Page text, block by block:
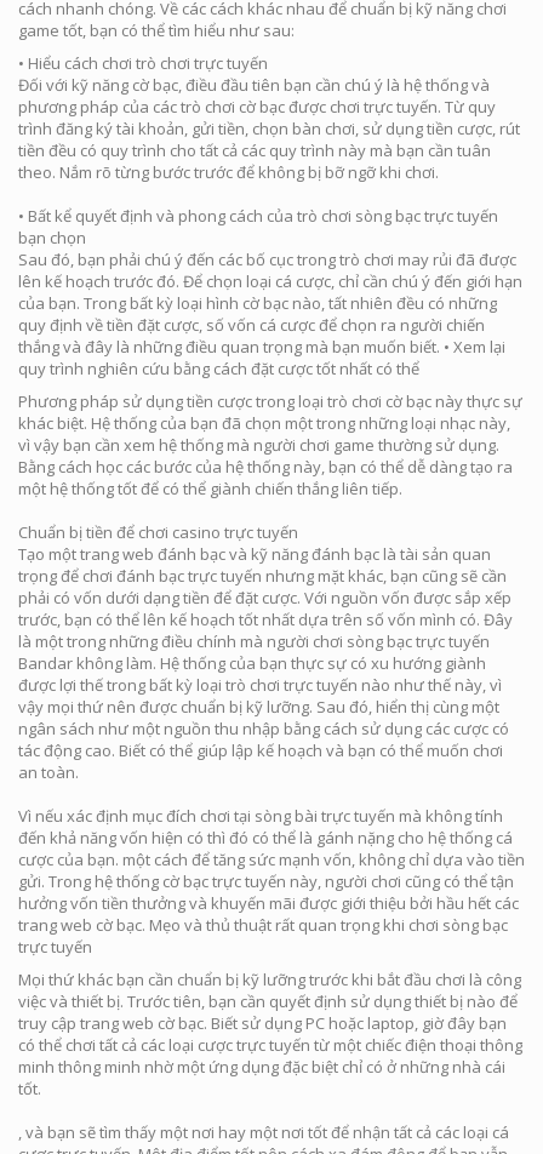
cách nhanh chóng. Về các cách khác nhau để chuẩn bị kỹ năng chơi
game tốt, bạn có thể tìm hiểu như sau:
• Hiểu cách chơi trò chơi trực tuyến
Đối với kỹ năng cờ bạc, điều đầu tiên bạn cần chú ý là hệ thống và
phương pháp của các trò chơi cờ bạc được chơi trực tuyến. Từ quy
trình đăng ký tài khoản, gửi tiền, chọn bàn chơi, sử dụng tiền cược, rút ​​
tiền đều có quy trình cho tất cả các quy trình này mà bạn cần tuân
theo. Nắm rõ từng bước trước để không bị bỡ ngỡ khi chơi.
• Bất kể quyết định và phong cách của trò chơi sòng bạc trực tuyến
bạn chọn
Sau đó, bạn phải chú ý đến các bố cục trong trò chơi may rủi đã được
lên kế hoạch trước đó. Để chọn loại cá cược, chỉ cần chú ý đến giới hạn
của bạn. Trong bất kỳ loại hình cờ bạc nào, tất nhiên đều có những
quy định về tiền đặt cược, số vốn cá cược để chọn ra người chiến
thắng và đây là những điều quan trọng mà bạn muốn biết. • Xem lại
quy trình nghiên cứu bằng cách đặt cược tốt nhất có thể
Phương pháp sử dụng tiền cược trong loại trò chơi cờ bạc này thực sự
khác biệt. Hệ thống của bạn đã chọn một trong những loại nhạc này,
vì vậy bạn cần xem hệ thống mà người chơi game thường sử dụng.
Bằng cách học các bước của hệ thống này, bạn có thể dễ dàng tạo ra
một hệ thống tốt để có thể giành chiến thắng liên tiếp.
Chuẩn bị tiền để chơi casino trực tuyến
Tạo một trang web đánh bạc và kỹ năng đánh bạc là tài sản quan
trọng để chơi đánh bạc trực tuyến nhưng mặt khác, bạn cũng sẽ cần
phải có vốn dưới dạng tiền để đặt cược. Với nguồn vốn được sắp xếp
trước, bạn có thể lên kế hoạch tốt nhất dựa trên số vốn mình có. Đây
là một trong những điều chính mà người chơi sòng bạc trực tuyến
Bandar không làm. Hệ thống của bạn thực sự có xu hướng giành
được lợi thế trong bất kỳ loại trò chơi trực tuyến nào như thế này, vì
vậy mọi thứ nên được chuẩn bị kỹ lưỡng. Sau đó, hiển thị cùng một
ngân sách như một nguồn thu nhập bằng cách sử dụng các cược có
tác động cao. Biết có thể giúp lập kế hoạch và bạn có thể muốn chơi
an toàn.
Vì nếu xác định mục đích chơi tại sòng bài trực tuyến mà không tính
đến khả năng vốn hiện có thì đó có thể là gánh nặng cho hệ thống cá
cược của bạn. một cách để tăng sức mạnh vốn, không chỉ dựa vào tiền
gửi. Trong hệ thống cờ bạc trực tuyến này, người chơi cũng có thể tận
hưởng vốn tiền thưởng và khuyến mãi được giới thiệu bởi hầu hết các
trang web cờ bạc. Mẹo và thủ thuật rất quan trọng khi chơi sòng bạc
trực tuyến
Mọi thứ khác bạn cần chuẩn bị kỹ lưỡng trước khi bắt đầu chơi là công
việc và thiết bị. Trước tiên, bạn cần quyết định sử dụng thiết bị nào để
truy cập trang web cờ bạc. Biết sử dụng PC hoặc laptop, giờ đây bạn
có thể chơi tất cả các loại cược trực tuyến từ một chiếc điện thoại thông
minh thông minh nhờ một ứng dụng đặc biệt chỉ có ở những nhà cái
tốt.
, và bạn sẽ tìm thấy một nơi hay một nơi tốt để nhận tất cả các loại cá